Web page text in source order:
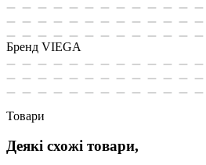
Бренд VIEGA
Товари
Деякі схожі товари,